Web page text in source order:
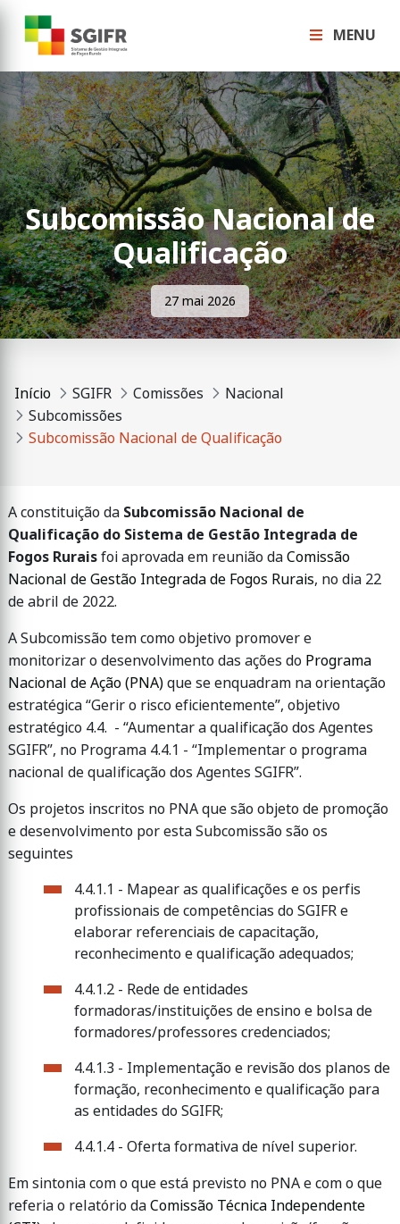
MENU
Subcomissão Nacional de
Qualificação
27 mai 2026
Início SGIFR Comissões
Nacional
Subcomissões
Subcomissão Nacional de Qualificação
A constituição da Subcomissão Nacional de
Qualificação do Sistema de Gestão Integrada de
Fogos Ruraisfoi aprovada em reunião daComissão
Nacional de Gestão Integrada de Fogos Rurais, no dia 22
de abril de 2022.
A Subcomissão tem como objetivo promover e
monitorizar o desenvolvimento das ações do Programa
Nacional de Ação (PNA)que se enquadram na orientação
estratégica “Gerir o risco eficientemente”, objetivo
estratégico 4.4. - “Aumentar a qualificação dos Agentes
SGIFR”, no Programa 4.4.1 - “Implementar o programa
nacional de qualificação dos Agentes SGIFR”.
Os projetos inscritos no PNA que são objeto de promoção
e desenvolvimento por esta Subcomissão são os
seguintes
4.4.1.1 - Mapear as qualificações e os perfis
profissionais de competências do SGIFR e
elaborar referenciais de capacitação,
reconhecimento e qualificação adequados;
4.4.1.2 - Rede de entidades
formadoras/instituições de ensino e bolsa de
formadores/professores credenciados;
4.4.1.3 - Implementação e revisão dos planos de
formação, reconhecimento e qualificação para
as entidades do SGIFR;
4.4.1.4 - Oferta formativa de nível superior.
Em sintonia com o que está previsto no PNA e com o que
referia o relatório daComissão Técnica Independente